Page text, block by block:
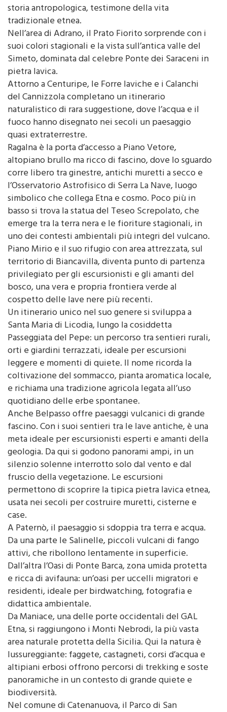
storia antropologica, testimone della vita
tradizionale etnea.
Nell’area di Adrano, il Prato Fiorito sorprende con i
suoi colori stagionali e la vista sull’antica valle del
Simeto, dominata dal celebre Ponte dei Saraceni in
pietra lavica.
Attorno a Centuripe, le Forre laviche e i Calanchi
del Cannizzola completano un itinerario
naturalistico di rara suggestione, dove l’acqua e il
fuoco hanno disegnato nei secoli un paesaggio
quasi extraterrestre.
Ragalna è la porta d’accesso a Piano Vetore,
altopiano brullo ma ricco di fascino, dove lo sguardo
corre libero tra ginestre, antichi muretti a secco e
l’Osservatorio Astrofisico di Serra La Nave, luogo
simbolico che collega Etna e cosmo. Poco più in
basso si trova la statua del Teseo Screpolato, che
emerge tra la terra nera e le fioriture stagionali, in
uno dei contesti ambientali più integri del vulcano.
Piano Mirio e il suo rifugio con area attrezzata, sul
territorio di Biancavilla, diventa punto di partenza
privilegiato per gli escursionisti e gli amanti del
bosco, una vera e propria frontiera verde al
cospetto delle lave nere più recenti.
Un itinerario unico nel suo genere si sviluppa a
Santa Maria di Licodia, lungo la cosiddetta
Passeggiata del Pepe: un percorso tra sentieri rurali,
orti e giardini terrazzati, ideale per escursioni
leggere e momenti di quiete. Il nome ricorda la
coltivazione del sommacco, pianta aromatica locale,
e richiama una tradizione agricola legata all’uso
quotidiano delle erbe spontanee.
Anche Belpasso offre paesaggi vulcanici di grande
fascino. Con i suoi sentieri tra le lave antiche, è una
meta ideale per escursionisti esperti e amanti della
geologia. Da qui si godono panorami ampi, in un
silenzio solenne interrotto solo dal vento e dal
fruscio della vegetazione. Le escursioni
permettono di scoprire la tipica pietra lavica etnea,
usata nei secoli per costruire muretti, cisterne e
case.
A Paternò, il paesaggio si sdoppia tra terra e acqua.
Da una parte le Salinelle, piccoli vulcani di fango
attivi, che ribollono lentamente in superficie.
Dall’altra l’Oasi di Ponte Barca, zona umida protetta
e ricca di avifauna: un’oasi per uccelli migratori e
residenti, ideale per birdwatching, fotografia e
didattica ambientale.
Da Maniace, una delle porte occidentali del GAL
Etna, si raggiungono i Monti Nebrodi, la più vasta
area naturale protetta della Sicilia. Qui la natura è
lussureggiante: faggete, castagneti, corsi d’acqua e
altipiani erbosi offrono percorsi di trekking e soste
panoramiche in un contesto di grande quiete e
biodiversità.
Nel comune di Catenanuova, il Parco di San